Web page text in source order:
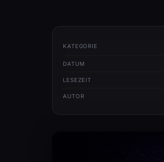
KATEGORIE
DATUM
LESEZEIT
AUTOR